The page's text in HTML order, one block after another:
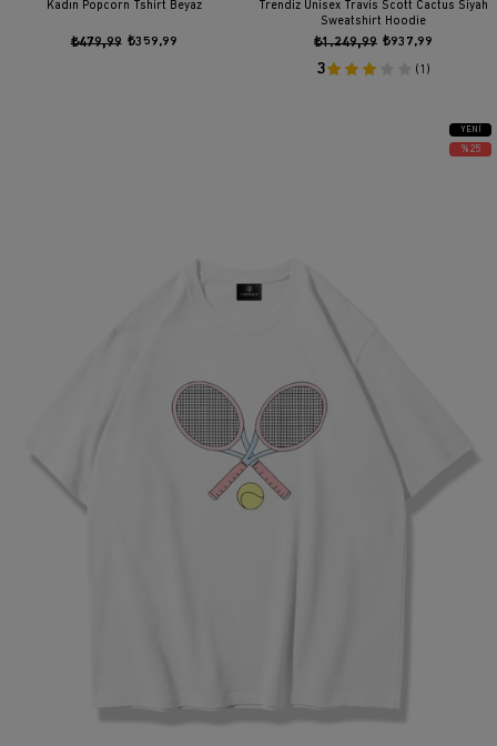
Kadın Popcorn Tshirt Beyaz
₺359,99
₺479,99
Trendiz Unisex Travis Scott Cactus Siyah
Sweatshirt Hoodie
₺937,99
₺1.249,99
3 (1)
YENI
ÜRÜN
%25